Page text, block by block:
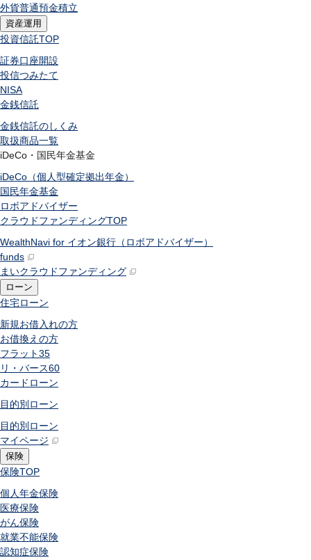
外貨普通預金積立
資産運用
投資信託TOP
証券口座開設
投信つみたて
NISA
金銭信託
金銭信託のしくみ
取扱商品一覧
iDeCo・国民年金基金
iDeCo（個人型確定拠出年金）
国民年金基金
ロボアドバイザー
クラウドファンディングTOP
WealthNavi for イオン銀行（ロボアドバイザー）
funds
まいクラウドファンディング
ローン
住宅ローン
新規お借入れの方
お借換えの方
フラット35
リ・バース60
カードローン
目的別ローン
目的別ローン
マイページ
保険
保険TOP
個人年金保険
医療保険
がん保険
就業不能保険
認知症保険